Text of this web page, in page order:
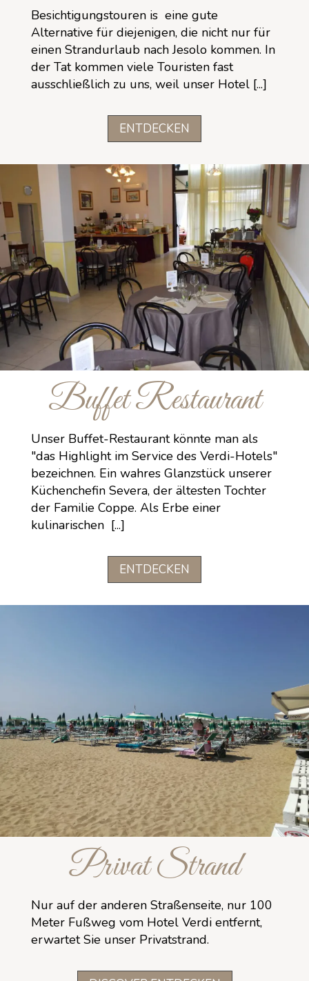
Besichtigungstouren is eine gute
Alternative für diejenigen, die nicht nur für
einen Strandurlaub nach Jesolo kommen. In
der Tat kommen viele Touristen fast
ausschließlich zu uns, weil unser Hotel [...]
ENTDECKEN
Buffet Restaurant
Unser Buffet-Restaurant könnte man als
"das Highlight im Service des Verdi-Hotels"
bezeichnen. Ein wahres Glanzstück unserer
Küchenchefin Severa, der ältesten Tochter
der Familie Coppe. Als Erbe einer
kulinarischen [...]
ENTDECKEN
Privat Strand
Nur auf der anderen Straßenseite, nur 100
Meter Fußweg vom Hotel Verdi entfernt,
erwartet Sie unser Privatstrand.